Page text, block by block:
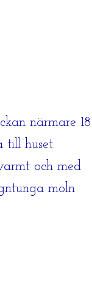
närmare 18
huset.
och med
moln